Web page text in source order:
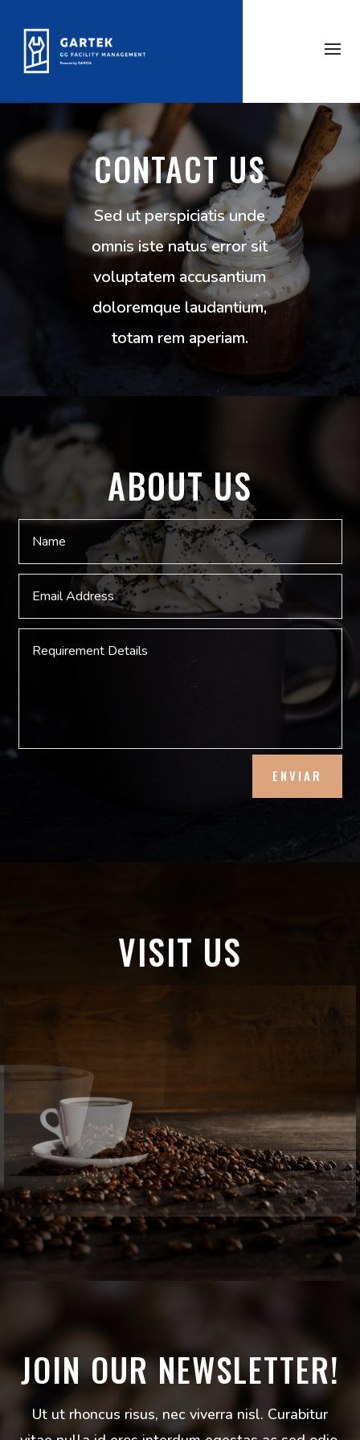
CONTACT US
Sed ut perspiciatis unde
omnis iste natus error sit
voluptatem accusantium
doloremque laudantium,
totam rem aperiam.
ABOUT US
ENVIAR
VISIT US
JOIN OUR NEWSLETTER!
Ut ut rhoncus risus, nec viverra nisl. Curabitur